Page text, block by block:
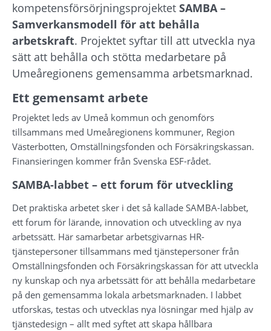
kompetensförsörjningsprojektet SAMBA –
Samverkansmodell för att behålla
arbetskraft. Projektet syftar till att utveckla nya
sätt att behålla och stötta medarbetare på
Umeåregionens gemensamma arbetsmarknad.
Ett gemensamt arbete
Projektet leds av Umeå kommun och genomförs
tillsammans med Umeåregionens kommuner, Region
Västerbotten, Omställningsfonden och Försäkringskassan.
Finansieringen kommer från Svenska ESF-rådet.
SAMBA-labbet – ett forum för utveckling
Det praktiska arbetet sker i det så kallade SAMBA-labbet,
ett forum för lärande, innovation och utveckling av nya
arbetssätt. Här samarbetar arbetsgivarnas HR-
tjänstepersoner tillsammans med tjänstepersoner från
Omställnings­fonden och Försäkringskassan för att utveckla
ny kunskap och nya arbetssätt för att behålla medarbetare
på den gemensamma lokala arbetsmarknaden. I labbet
utforskas, testas och utvecklas nya lösningar med hjälp av
tjänste­design – allt med syftet att skapa hållbara